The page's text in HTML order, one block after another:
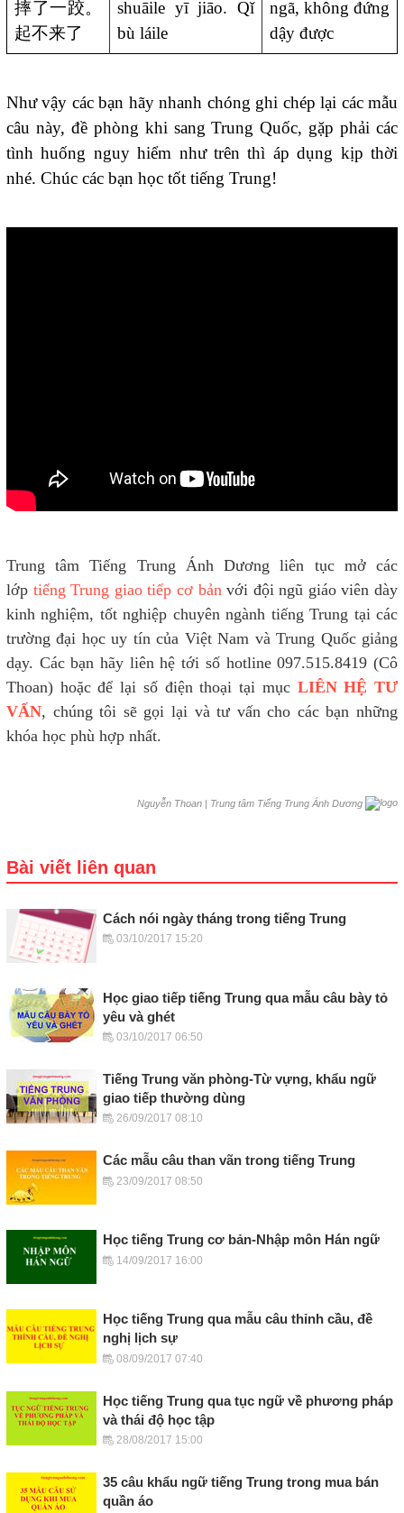
摔了一跤。
起不来了
shuāile yī jiāo. Qǐ
bù láile
ngã, không đứng
dậy được
Như vậy các bạn hãy nhanh chóng ghi chép lại các mẫu
câu này, đề phòng khi sang Trung Quốc, gặp phải các
tình huống nguy hiểm như trên thì áp dụng kịp thời
nhé. Chúc các bạn học tốt tiếng Trung!
Trung tâm Tiếng Trung Ánh Dương liên tục mở các
lớp tiếng Trung giao tiếp cơ bảnvới đội ngũ giáo viên dày
kinh nghiệm, tốt nghiệp chuyên ngành tiếng Trung tại các
trường đại học uy tín của Việt Nam và Trung Quốc giảng
dạy. Các bạn hãy liên hệ tới số hotline 097.515.8419 (Cô
Thoan) hoặc để lại số điện thoại tại mục LIÊN HỆ TƯ
VẤN, chúng tôi sẽ gọi lại và tư vấn cho các bạn những
khóa học phù hợp nhất.
Nguyễn Thoan | Trung tâm Tiếng Trung Ánh Dương
Bài viết liên quan
Cách nói ngày tháng trong tiếng Trung
03/10/2017 15:20
Học giao tiếp tiếng Trung qua mẫu câu bày tỏ
yêu và ghét
03/10/2017 06:50
Tiếng Trung văn phòng-Từ vựng, khẩu ngữ
giao tiếp thường dùng
26/09/2017 08:10
Các mẫu câu than vãn trong tiếng Trung
23/09/2017 08:50
Học tiếng Trung cơ bản-Nhập môn Hán ngữ
14/09/2017 16:00
Học tiếng Trung qua mẫu câu thỉnh cầu, đề
nghị lịch sự
08/09/2017 07:40
Học tiếng Trung qua tục ngữ về phương pháp
và thái độ học tập
28/08/2017 15:00
35 câu khẩu ngữ tiếng Trung trong mua bán
quần áo